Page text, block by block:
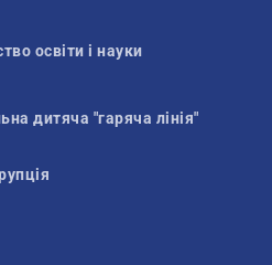
освіти і науки
дитяча "гаряча лінія"